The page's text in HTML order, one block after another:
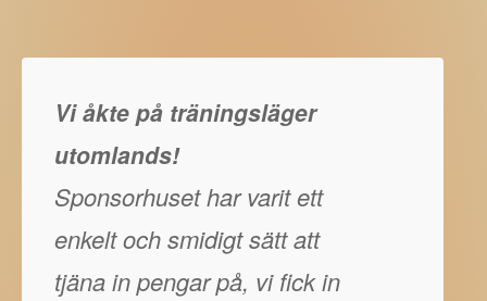
Vi åkte på träningsläger
utomlands!
Sponsorhuset har varit ett
enkelt och smidigt sätt att
tjäna in pengar på, vi fick in